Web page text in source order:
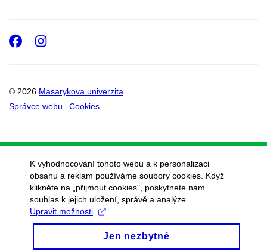
© 2026 Masarykova univerzita
Správce webu
Cookies
Facebook
Instagram
K vyhodnocování tohoto webu a k personalizaci
obsahu a reklam používáme soubory cookies. Když
klikněte na „přijmout cookies", poskytnete nám
souhlas k jejich uložení, správě a analýze.
Upravit možnosti
Jen nezbytné